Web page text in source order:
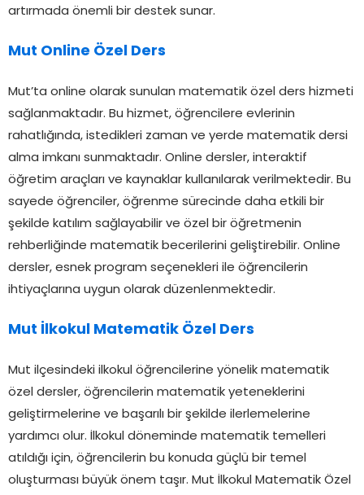
artırmada önemli bir destek sunar.
Mut Online Özel Ders
Mut’ta online olarak sunulan matematik özel ders hizmeti
sağlanmaktadır. Bu hizmet, öğrencilere evlerinin
rahatlığında, istedikleri zaman ve yerde matematik dersi
alma imkanı sunmaktadır. Online dersler, interaktif
öğretim araçları ve kaynaklar kullanılarak verilmektedir. Bu
sayede öğrenciler, öğrenme sürecinde daha etkili bir
şekilde katılım sağlayabilir ve özel bir öğretmenin
rehberliğinde matematik becerilerini geliştirebilir. Online
dersler, esnek program seçenekleri ile öğrencilerin
ihtiyaçlarına uygun olarak düzenlenmektedir.
Mut İlkokul Matematik Özel Ders
Mut ilçesindeki ilkokul öğrencilerine yönelik matematik
özel dersler, öğrencilerin matematik yeteneklerini
geliştirmelerine ve başarılı bir şekilde ilerlemelerine
yardımcı olur. İlkokul döneminde matematik temelleri
atıldığı için, öğrencilerin bu konuda güçlü bir temel
oluşturması büyük önem taşır. Mut İlkokul Matematik Özel